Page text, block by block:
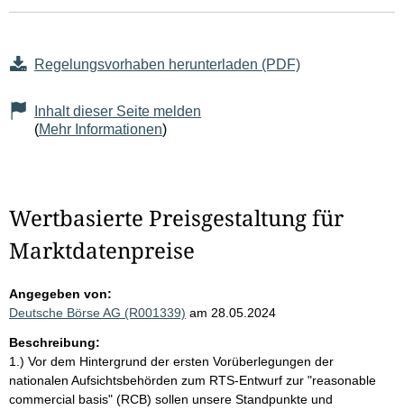
Regelungsvorhaben herunterladen (PDF)
Inhalt dieser Seite melden
(Mehr Informationen)
Wertbasierte Preisgestaltung für
Marktdatenpreise
Angegeben von:
Deutsche Börse AG (R001339) am 28.05.2024
Beschreibung:
1.) Vor dem Hintergrund der ersten Vorüberlegungen der
nationalen Aufsichtsbehörden zum RTS-Entwurf zur "reasonable
commercial basis" (RCB) sollen unsere Standpunkte und